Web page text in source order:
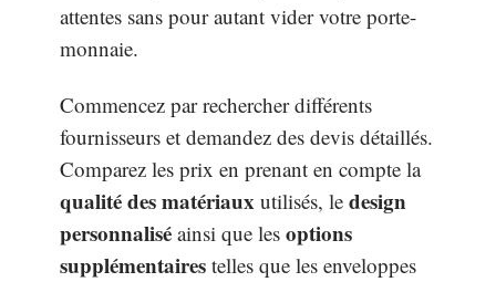
attentes sans pour autant vider votre porte-
monnaie.
Commencez par rechercher différents
fournisseurs et demandez des devis détaillés.
Comparez les prix en prenant en compte la
qualité des matériaux utilisés, le design
personnalisé ainsi que les options
supplémentaires telles que les enveloppes